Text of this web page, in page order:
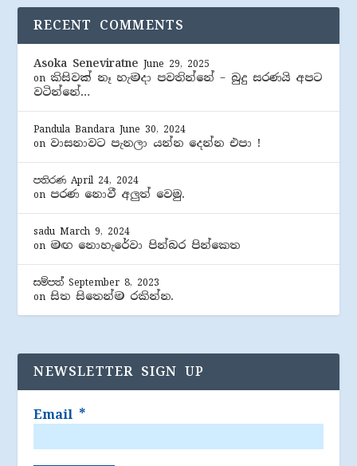
RECENT COMMENTS
Asoka Seneviratne June 29, 2025
on කිසිවක් නෑ හැමදා පවතින්නේ – බුදු සරණයි අපට
වටින්නේ…
Pandula Bandara June 30, 2024
on වාසනාවට පැනලා යන්න දෙන්න එපා !
පතිරණ April 24, 2024
on පරණ නොවී අලුත් වෙමු.
sadu March 9, 2024
on මඟ නොහැරේවා පින්බර පින්කෙත
සම්පත් September 8, 2023
onසිත සිතෙන්ම රකින්න.
NEWSLETTER SIGN UP
Email *